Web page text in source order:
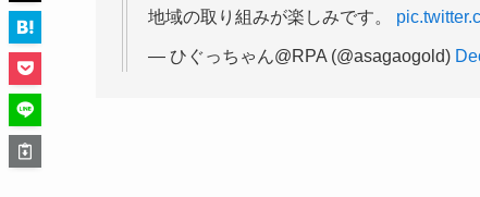
地域の取り組みが楽しみです。
— ひぐっちゃん@RPA (@asagaogold)